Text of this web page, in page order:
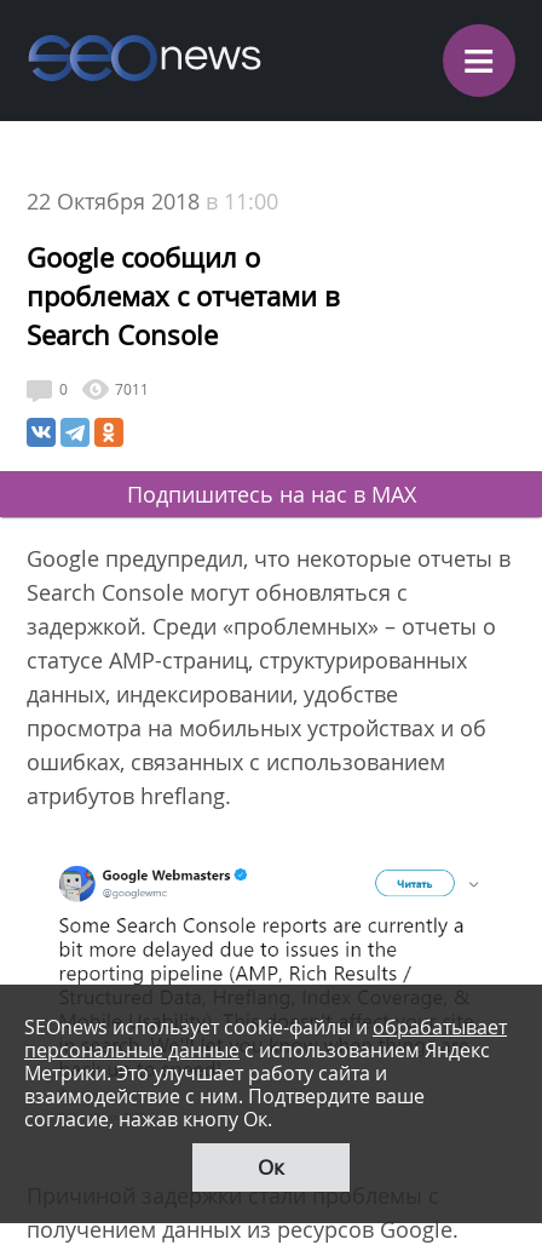
≡
22 Октября 2018 в 11:00
Google сообщил о
проблемах с отчетами в
Search Console
0 7011
Подпишитесь на нас в MAX
Google предупредил, что некоторые отчеты в
Search Console могут обновляться с
задержкой. Среди «проблемных» – отчеты о
статусе AMP-страниц, структурированных
данных, индексировании, удобстве
просмотра на мобильных устройствах и об
ошибках, связанных с использованием
атрибутов hreflang.
Причиной задержки стали проблемы с
получением данных из ресурсов Google.
SEOnews использует cookie-файлы и обрабатывает
персональные данныес использованием Яндекс
Метрики. Это улучшает работу сайта и
взаимодействие с ним. Подтвердите ваше
согласие, нажав кнопу Ок.
Ок